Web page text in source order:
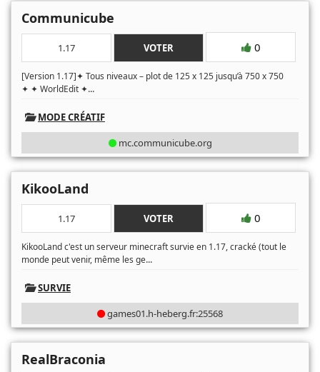
Communicube
1.17 VOTER 0
[Version 1.17]✦ Tous niveaux – plot de 125 x 125 jusqu’à 750 x 750
✦ ✦ WorldEdit ✦...
MODE CRÉATIF
mc.communicube.org
KikooLand
1.17 VOTER 0
KikooLand c'est un serveur minecraft survie en 1.17, cracké (tout le
monde peut venir, même les ge...
SURVIE
games01.h-heberg.fr:25568
RealBraconia